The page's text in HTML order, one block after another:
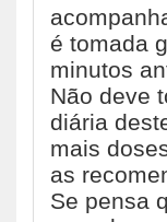
é tomada
minutos
Não deve
diária
mais
as
Se pensa